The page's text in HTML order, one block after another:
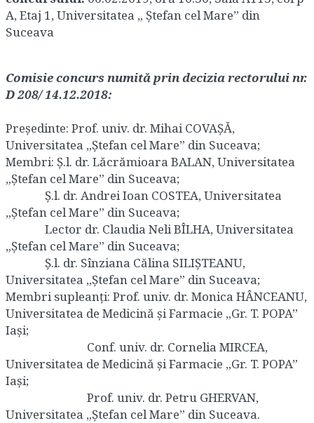
A, Etaj 1, Universitatea „ Ștefan cel Mare” din
Suceava
Comisie concurs numită prin decizia rectorului nr.
D 208/ 14.12.2018:
Preşedinte: Prof. univ. dr. Mihai COVAȘĂ,
Universitatea „Ștefan cel Mare” din Suceava;
Membri: Ș.l. dr. Lăcrămioara BALAN, Universitatea
„Ștefan cel Mare” din Suceava;
Ș.l. dr. Andrei Ioan COSTEA, Universitatea
„Ștefan cel Mare” din Suceava;
Lector dr. Claudia Neli BÎLHA, Universitatea
„Ștefan cel Mare” din Suceava;
Ș.l. dr. Sînziana Călina SILIȘTEANU,
Universitatea „Ștefan cel Mare” din Suceava;
Membri supleanţi: Prof. univ. dr. Monica HÂNCEANU,
Universitatea de Medicină și Farmacie „Gr. T. POPA”
Iași;
Conf. univ. dr. Cornelia MIRCEA,
Universitatea de Medicină și Farmacie „Gr. T. POPA”
Iași;
Prof. univ. dr. Petru GHERVAN,
Universitatea „Ștefan cel Mare” din Suceava.